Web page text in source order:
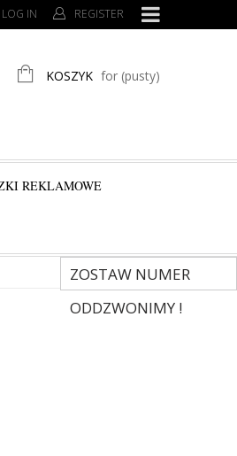
LOG IN REGISTER
KOSZYK for (pusty)
REKLAMOWE
ZOSTAW NUMER
ODDZWONIMY !